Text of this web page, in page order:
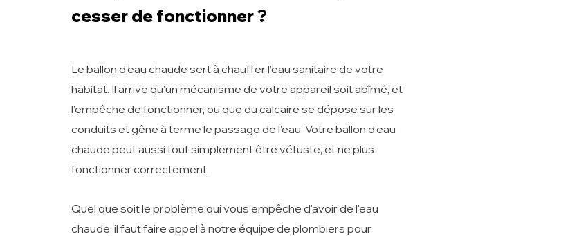
cesser de fonctionner ?
Le ballon d’eau chaude sert à chauffer l’eau sanitaire de votre
habitat. Il arrive qu’un mécanisme de votre appareil soit abîmé, et
l’empêche de fonctionner, ou que du calcaire se dépose sur les
conduits et gêne à terme le passage de l’eau. Votre ballon d'eau
chaude peut aussi tout simplement être vétuste, et ne plus
fonctionner correctement.
Quel que soit le problème qui vous empêche d'avoir de l'eau
chaude, il faut faire appel à notre équipe de plombiers pour